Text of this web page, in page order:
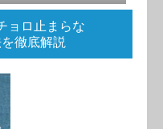
ョロ止まらな
徹底解説